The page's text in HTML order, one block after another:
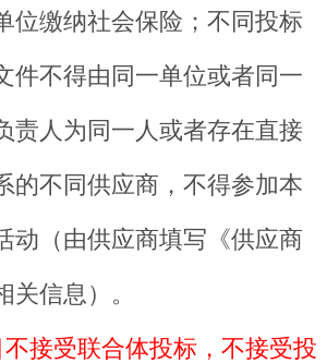
位缴纳社会保险；不同投标
件不得由同一单位或者同一
责人为同一人或者存在直接
的不同供应商，不得参加本
动（由供应商填写《供应商
关信息）。
接受联合体投标，不接受投